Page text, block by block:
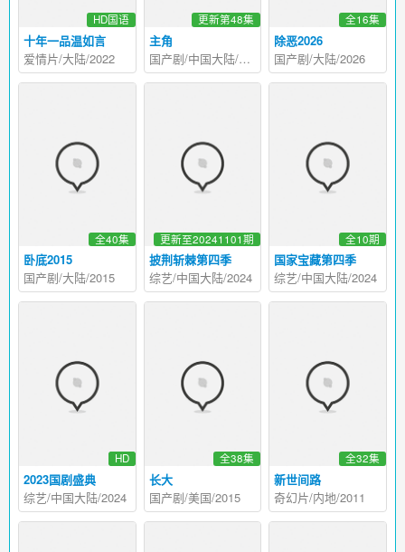
十年一品温如言
HD国语
爱情片/大陆/2022
主角
更新第48集
国产剧/中国大陆/2026
除恶2026
全16集
国产剧/大陆/2026
卧底2015
全40集
国产剧/大陆/2015
披荆斩棘第四季
更新至20241101期
综艺/中国大陆/2024
国家宝藏第四季
全10期
综艺/中国大陆/2024
2023国剧盛典
HD
综艺/中国大陆/2024
长大
全38集
国产剧/美国/2015
新世间路
全32集
奇幻片/内地/2011